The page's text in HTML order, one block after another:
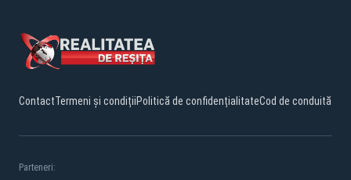
ContactTermeni și condițiiPolitică de confidențialitateCod de conduită
Parteneri: